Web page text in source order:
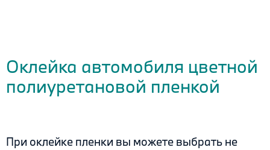
Оклейка автомобиля цветной
полиуретановой пленкой
При оклейке пленки вы можете выбрать не